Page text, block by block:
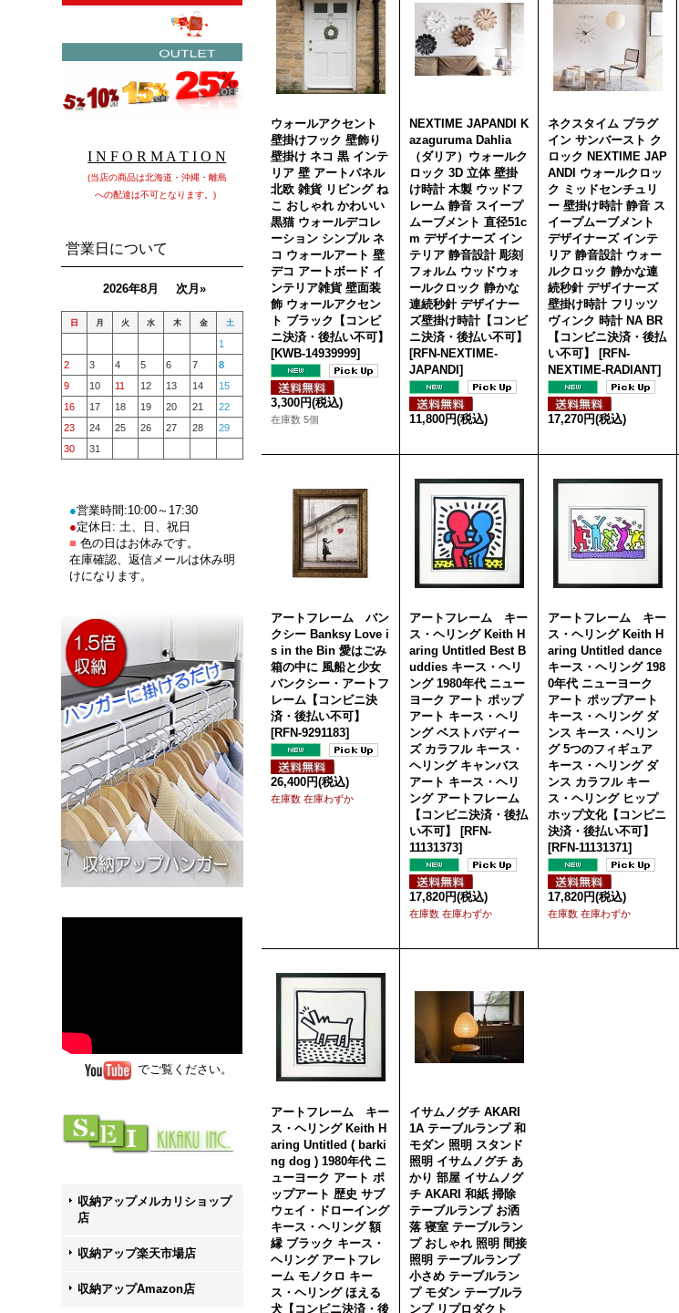
I N F O R M A T I O N
(当店の商品は北海道・沖縄・離島
への配達は不可となります。)
営業日について
2026年8月 次月»
日 月 火 水 木 金 土
1
2
3 4 5 6 7
8
9
10 11 12 13 14
15
16
17 18 19 20 21
22
23
24 25 26 27 28
29
30
31
●営業時間:10:00～17:30
●定休日: 土、日、祝日
■ 色の日はお休みです。
在庫確認、返信メールは休み明
けになります。
でご覧ください。
収納アップメルカリショップ
店
収納アップ楽天市場店
収納アップAmazon店
ウォールアクセント
壁掛けフック 壁飾り
壁掛け ネコ 黒 インテ
リア 壁 アートパネル
北欧 雑貨 リビング ね
こ おしゃれ かわいい
黒猫 ウォールデコレ
ーション シンプル ネ
コ ウォールアート 壁
デコ アートボード イ
ンテリア雑貨 壁面装
飾 ウォールアクセン
ト ブラック【コンビ
ニ決済・後払い不可】
[KWB-14939999]
3,300円(税込)
在庫数 5個
NEXTIME JAPANDI K
azaguruma Dahlia
（ダリア）ウォールク
ロック 3D 立体 壁掛
け時計 木製 ウッドフ
レーム 静音 スイープ
ムーブメント 直径51c
m デザイナーズ イン
テリア 静音設計 彫刻
フォルム ウッドウォ
ールクロック 静かな
連続秒針 デザイナー
ズ壁掛け時計【コンビ
ニ決済・後払い不可】
[RFN-NEXTIME-
JAPANDI]
11,800円(税込)
ネクスタイム プラグ
イン サンバースト ク
ロック NEXTIME JAP
ANDI ウォールクロッ
ク ミッドセンチュリ
ー 壁掛け時計 静音 ス
イープムーブメント
デザイナーズ インテ
リア 静音設計 ウォー
ルクロック 静かな連
続秒針 デザイナーズ
壁掛け時計 フリッツ
ヴィンク 時計 NA BR
【コンビニ決済・後払
い不可】
[RFN-
NEXTIME-RADIANT]
17,270円(税込)
アートフレーム バン
クシー Banksy Love i
s in the Bin 愛はごみ
箱の中に 風船と少女
バンクシー・アートフ
レーム【コンビニ決
済・後払い不可】
[RFN-9291183]
26,400円(税込)
在庫数 在庫わずか
アートフレーム キー
ス・ヘリング Keith H
aring Untitled Best B
uddies キース・ヘリ
ング 1980年代 ニュー
ヨーク アート ポップ
アート キース・ヘリ
ング ベストバディー
ズ カラフル キース・
ヘリング キャンバス
アート キース・ヘリ
ング アートフレーム
【コンビニ決済・後払
い不可】
[RFN-
11131373]
17,820円(税込)
在庫数 在庫わずか
アートフレーム キー
ス・ヘリング Keith H
aring Untitled dance
キース・ヘリング 198
0年代 ニューヨーク
アート ポップアート
キース・ヘリング ダ
ンス キース・ヘリン
グ 5つのフィギュア
キース・ヘリング ダ
ンス カラフル キー
ス・ヘリング ヒップ
ホップ文化【コンビニ
決済・後払い不可】
[RFN-11131371]
17,820円(税込)
在庫数 在庫わずか
アートフレーム キー
ス・ヘリング Keith H
aring Untitled ( barki
ng dog ) 1980年代 ニ
ューヨーク アート ポ
ップアート 歴史 サブ
ウェイ・ドローイング
キース・ヘリング 額
縁 ブラック キース・
ヘリング アートフレ
ーム モノクロ キー
ス・ヘリング ほえる
犬【コンビニ決済・後
イサムノグチ AKARI
1A テーブルランプ 和
モダン 照明 スタンド
照明 イサムノグチ あ
かり 部屋 イサムノグ
チ AKARI 和紙 掃除
テーブルランプ お洒
落 寝室 テーブルラン
プ おしゃれ 照明 間接
照明 テーブルランプ
小さめ テーブルラン
プ モダン テーブルラ
ンプ リプロダクト